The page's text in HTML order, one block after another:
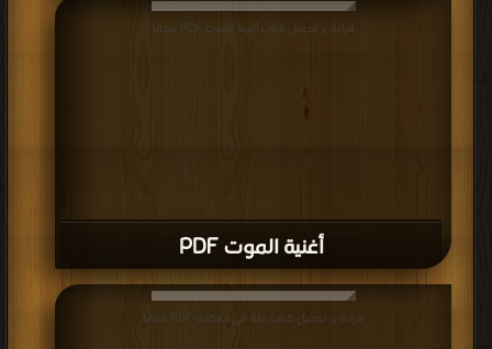
أغنية الموت PDF
قراءة و تحميل كتاب أغنية الموت PDF مجانا
قراءة و تحميل كتاب جثة فى المكتبة PDF مجانا